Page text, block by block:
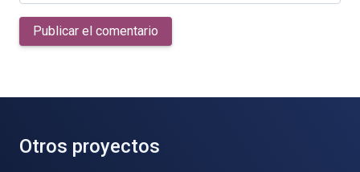
Publicar el comentario
Otros proyectos